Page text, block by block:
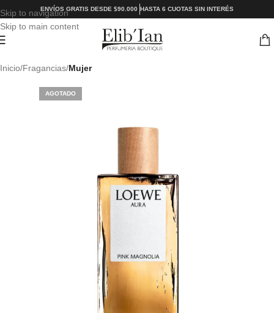
Skip to navigation
Skip to main content
ENVÍOS GRATIS DESDE $90.000 HASTA 6 CUOTAS SIN INTERÉS
Inicio Fragancias Mujer
AGOTADO